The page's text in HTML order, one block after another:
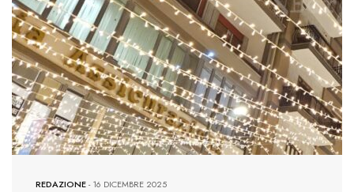
REDAZIONE-16 DICEMBRE 2025